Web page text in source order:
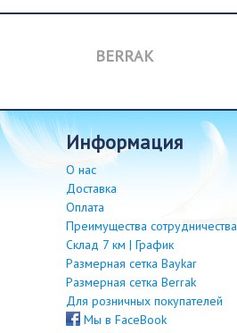
BERRAK
информация
О нас
Доставка
Оплата
Преимущества сотрудничества
Склад 7 км | График
Размерная сетка Baykar
Размерная сетка Berrak
Для розничных покупателей
Мы в FaceBook